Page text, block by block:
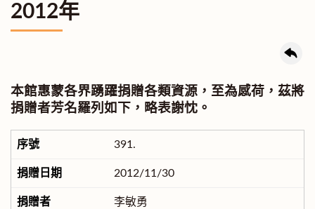
2012年
本館惠蒙各界踴躍捐贈各類資源，至為感荷，茲將
捐贈者芳名羅列如下，略表謝忱。
391.
2012/11/30
李敏勇